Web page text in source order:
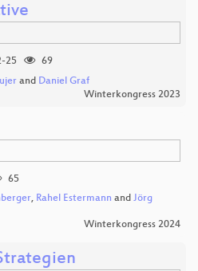
25
69
and Daniel Graf
Winterkongress 2023
65
, Rahel Estermann and Jörg
Winterkongress 2024